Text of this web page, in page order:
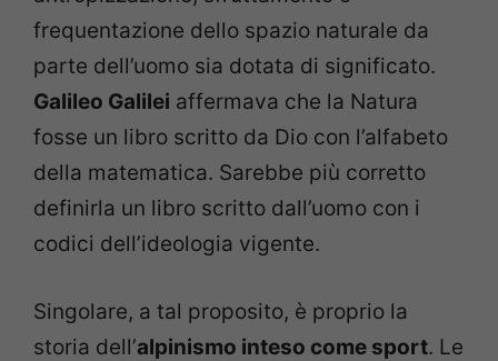
frequentazione dello spazio naturale da
parte dell’uomo sia dotata di significato.
Galileo Galilei affermava che la Natura
fosse un libro scritto da Dio con l’alfabeto
della matematica. Sarebbe più corretto
definirla un libro scritto dall’uomo con i
codici dell’ideologia vigente.
Singolare, a tal proposito, è proprio la
storia dell’alpinismo inteso come sport. Le